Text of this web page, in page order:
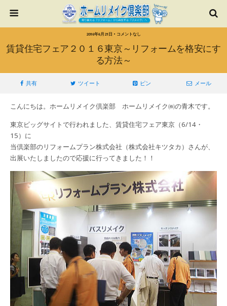
2016年6月21日 • コメントなし
賃貸住宅フェア２０１６東京～リフォームを格安にす
る方法～
共有 ツイート ピン メール
こんにちは。ホームリメイク倶楽部 ホームリメイク㈱の青木です。
東京ビッグサイトで行われました、賃貸住宅フェア東京（6/14・
15）に
当倶楽部のリフォームプラン株式会社（株式会社キツタカ）さんが、
出展いたしましたので応援に行ってきました！！